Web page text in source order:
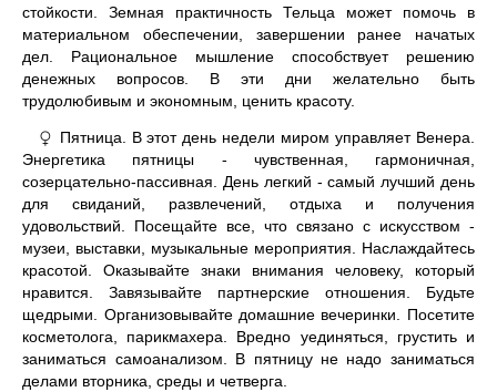
стойкости. Земная практичность Тельца может помочь в
материальном обеспечении, завершении ранее начатых
дел. Рациональное мышление способствует решению
денежных вопросов. В эти дни желательно быть
трудолюбивым и экономным, ценить красоту.
♀
Пятница. В этот день недели миром управляет Венера.
Энергетика пятницы - чувственная, гармоничная,
созерцательно-пассивная. День легкий - самый лучший день
для свиданий, развлечений, отдыха и получения
удовольствий. Посещайте все, что связано с искусством -
музеи, выставки, музыкальные мероприятия. Наслаждайтесь
красотой. Оказывайте знаки внимания человеку, который
нравится. Завязывайте партнерские отношения. Будьте
щедрыми. Организовывайте домашние вечеринки. Посетите
косметолога, парикмахера. Вредно уединяться, грустить и
заниматься самоанализом. В пятницу не надо заниматься
делами вторника, среды и четверга.